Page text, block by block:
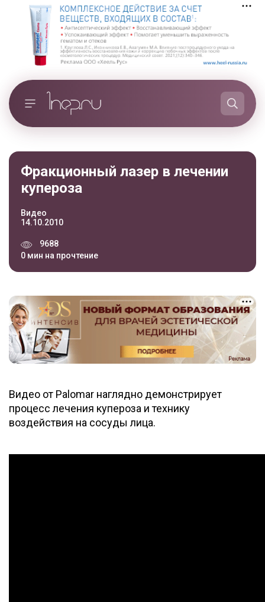
Фракционный лазер в лечении
купероза
Видео
14.10.2010
9688
0 мин на прочтение
Видео от Palomar наглядно демонстрирует
процесс лечения купероза и технику
воздействия на сосуды лица.